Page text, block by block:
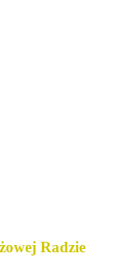
Radzie